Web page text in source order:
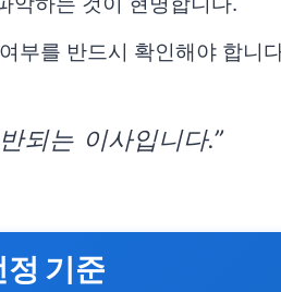
부를 반드시 확인해야 합니
되는 이사입니다.”
기준